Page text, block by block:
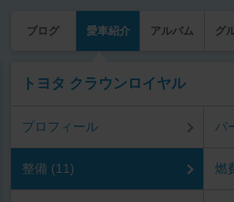
ブログ 愛車紹介 アルバム グ
トヨタ クラウンロイヤル
プロフィール パ
整備 (11) 燃